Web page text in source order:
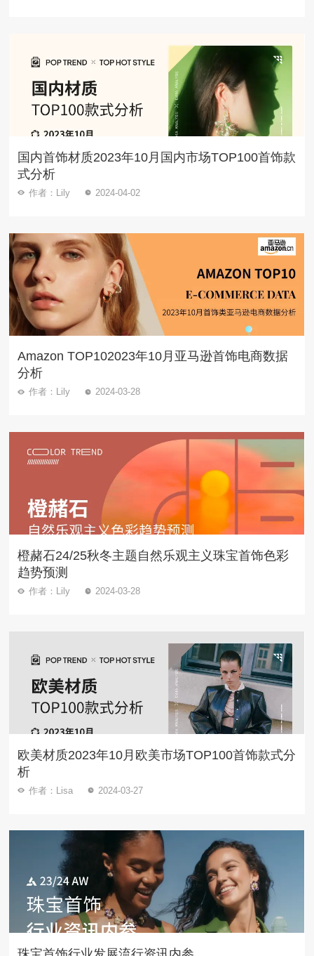
国内首饰材质2023年10月国内市场TOP100首饰款
式分析
作者：Lily 2024-04-02
Amazon TOP102023年10月亚马逊首饰电商数据
分析
作者：Lily 2024-03-28
橙赭石24/25秋冬主题自然乐观主义珠宝首饰色彩
趋势预测
作者：Lily 2024-03-28
欧美材质2023年10月欧美市场TOP100首饰款式分
析
作者：Lisa 2024-03-27